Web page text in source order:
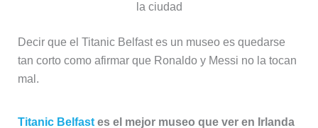
la ciudad
Decir que el Titanic Belfast es un museo es quedarse
tan corto como afirmar que Ronaldo y Messi no la tocan
mal.
Titanic Belfastes el mejor museo que ver en Irlanda